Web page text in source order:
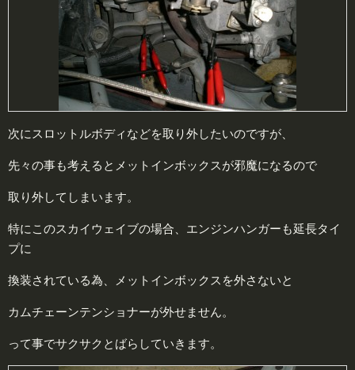
次にスロットルボディなどを取り外したいのですが、
先々の事も考えるとメットインボックスが邪魔になるので
取り外してしまいます。
特にこのスカイウェイブの場合、エンジンハンガーも延長タイ
プに
換装されている為、メットインボックスを外さないと
カムチェーンテンショナーが外せません。
って事でサクサクとばらしていきます。